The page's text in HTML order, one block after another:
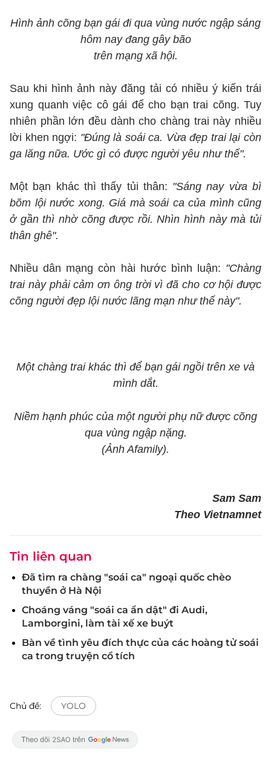
Hình ảnh cõng bạn gái đi qua vùng nước ngập sáng
hôm nay đang gây bão
trên mạng xã hội.
Sau khi hình ảnh này đăng tải có nhiều ý kiến trái
xung quanh việc cô gái để cho bạn trai cõng. Tuy
nhiên phần lớn đều dành cho chàng trai này nhiều
lời khen ngợi: "Đúng là soái ca. Vừa đẹp trai lại còn
ga lăng nữa. Ước gì có được người yêu như thế".
Một bạn khác thì thấy tủi thân: "Sáng nay vừa bì
bõm lội nước xong. Giá mà soái ca của mình cũng
ở gần thì nhờ cõng được rồi. Nhìn hình này mà tủi
thân ghê".
Nhiều dân mạng còn hài hước bình luận: "Chàng
trai này phải cảm ơn ông trời vì đã cho cơ hội được
cõng người đẹp lội nước lãng mạn như thế này".
Một chàng trai khác thì để bạn gái ngồi trên xe và
mình dắt.
Niềm hạnh phúc của một người phụ nữ được cõng
qua vùng ngập nặng.
(Ảnh Afamily).
Sam Sam
Theo Vietnamnet
Tin liên quan
Đã tìm ra chàng "soái ca" ngoại quốc chèo
thuyền ở Hà Nội
Choáng váng "soái ca ẩn dật" đi Audi,
Lamborgini, làm tài xế xe buýt
Bàn về tình yêu đích thực của các hoàng tử soái
ca trong truyện cổ tích
Chủ đề: YOLO